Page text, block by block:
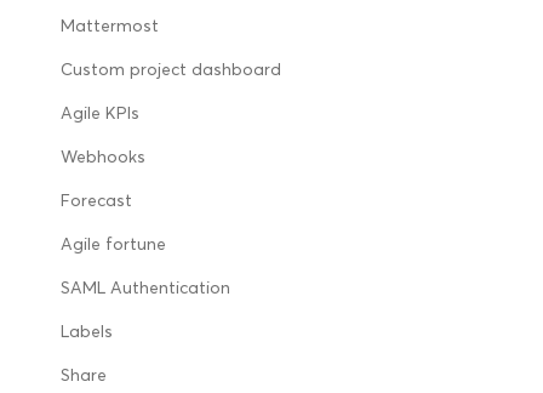
Mattermost
Custom project dashboard
Agile KPIs
Webhooks
Forecast
Agile fortune
SAML Authentication
Labels
Share